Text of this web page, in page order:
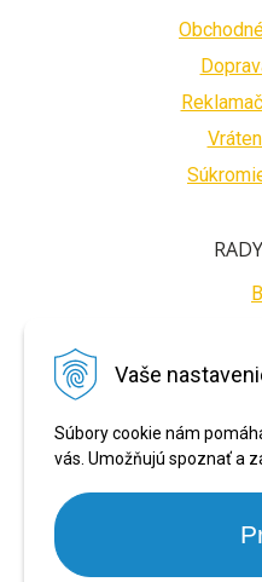
Vaše
Súbory cookie nám
vás. Umožňujú spoznať a